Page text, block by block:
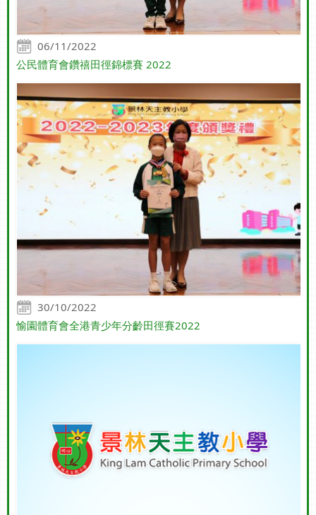
06/11/2022
公民體育會鑽禧田徑錦標賽 2022
30/10/2022
愉園體育會全港青少年分齡田徑賽2022